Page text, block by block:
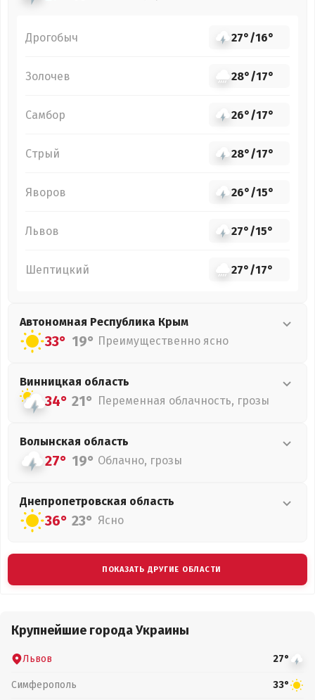
Дрогобыч 27°/16°
Золочев 28°/17°
Самбор 26°/17°
Стрый 28°/17°
Яворов 26°/15°
Львов 27°/15°
Шептицкий 27°/17°
Автономная Республика Крым
33° 19° Преимущественно ясно
Винницкая область
34° 21° Переменная облачность, грозы
Волынская область
27° 19° Облачно, грозы
Днепропетровская область
36° 23° Ясно
ПОКАЗАТЬ ДРУГИЕ ОБЛАСТИ
Крупнейшие города Украины
Львов 27°
Симферополь 33°